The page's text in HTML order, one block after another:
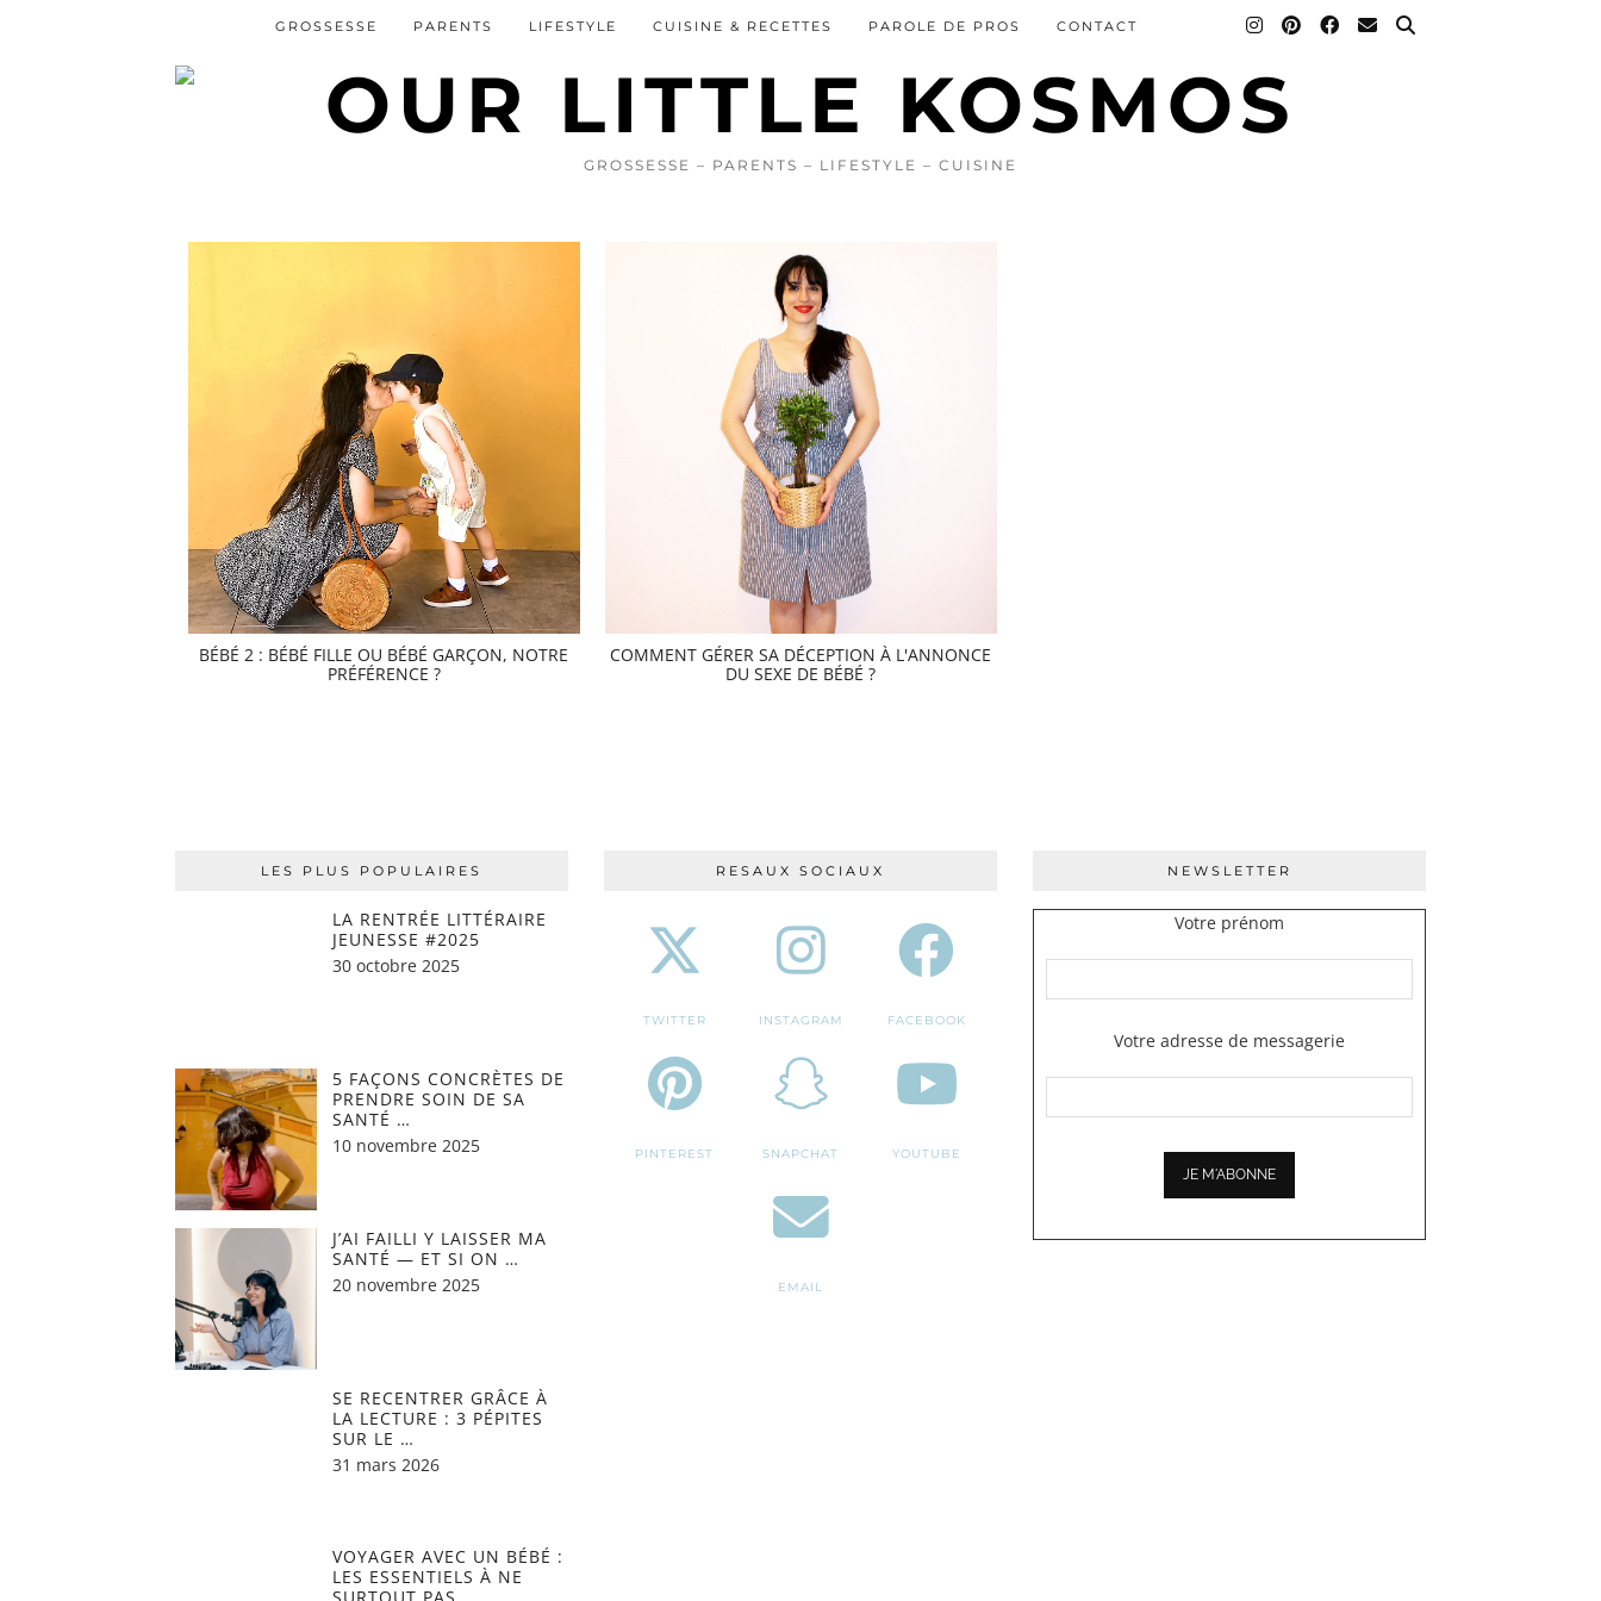
GROSSESSE – PARENTS – LIFESTYLE – CUISINE
GROSSESSE PARENTS LIFESTYLE CUISINE & RECETTES PAROLE DE PROS CONTACT
BÉBÉ 2 : BÉBÉ FILLE OU BÉBÉ GARÇON, NOTRE
PRÉFÉRENCE ?
COMMENT GÉRER SA DÉCEPTION À L'ANNONCE
DU SEXE DE BÉBÉ ?
LES PLUS POPULAIRES
LA RENTRÉE LITTÉRAIRE
JEUNESSE #2025
30 octobre 2025
5 FAÇONS CONCRÈTES DE
PRENDRE SOIN DE SA
SANTÉ …
10 novembre 2025
J’AI FAILLI Y LAISSER MA
SANTÉ — ET SI ON …
20 novembre 2025
SE RECENTRER GRÂCE À
LA LECTURE : 3 PÉPITES
SUR LE …
31 mars 2026
VOYAGER AVEC UN BÉBÉ :
LES ESSENTIELS À NE
RESAUX SOCIAUX
TWITTER INSTAGRAM FACEBOOK
PINTEREST SNAPCHAT YOUTUBE
EMAIL
NEWSLETTER
Votre prénom
Votre adresse de messagerie